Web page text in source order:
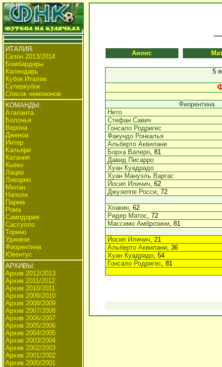
ИТАЛИЯ:
Сезон 2013/2014
Бомбардиры
Календарь
Кубок Италии
Суперкубок
Список чемпионов
КОМАНДЫ:
Аталанта
Болонья
Верона
Дженоа
Интер
Кальяри
Катания
Кьево
Лацио
Ливорно
Милан
Наполи
Парма
Рома
Сампдория
Сассуоло
Торино
Удинезе
Фиорентина
Ювентус
АРХИВЫ:
Архив 2012/2013
Архив 2011/2012
Архив 2010/2011
Архив 2009/2010
Архив 2008/2009
Архив 2007/2008
Архив 2006/2007
Архив 2005/2006
Архив 2004/2005
Архив 2003/2004
Архив 2002/2003
Архив 2001/2002
Архив 2000/2001
Анонс
5
Фиорентина
Нето
Стефан Савич
Гонсало Родригес
Факундо Ронкалья
Альберто Аквилани
Борха Валеро, 81
Давид Писарро
Хуан Куадрадо
Хуан Мануэль Варгас
Йосип Иличич, 62
Джузеппе Росси, 72
Хоакин, 62
Ридер Матос, 72
Массимо Амброзини, 81
Йосип Иличич, 21
Альберто Аквилани, 36
Хуан Куадрадо, 54
Гонсало Родригес, 81